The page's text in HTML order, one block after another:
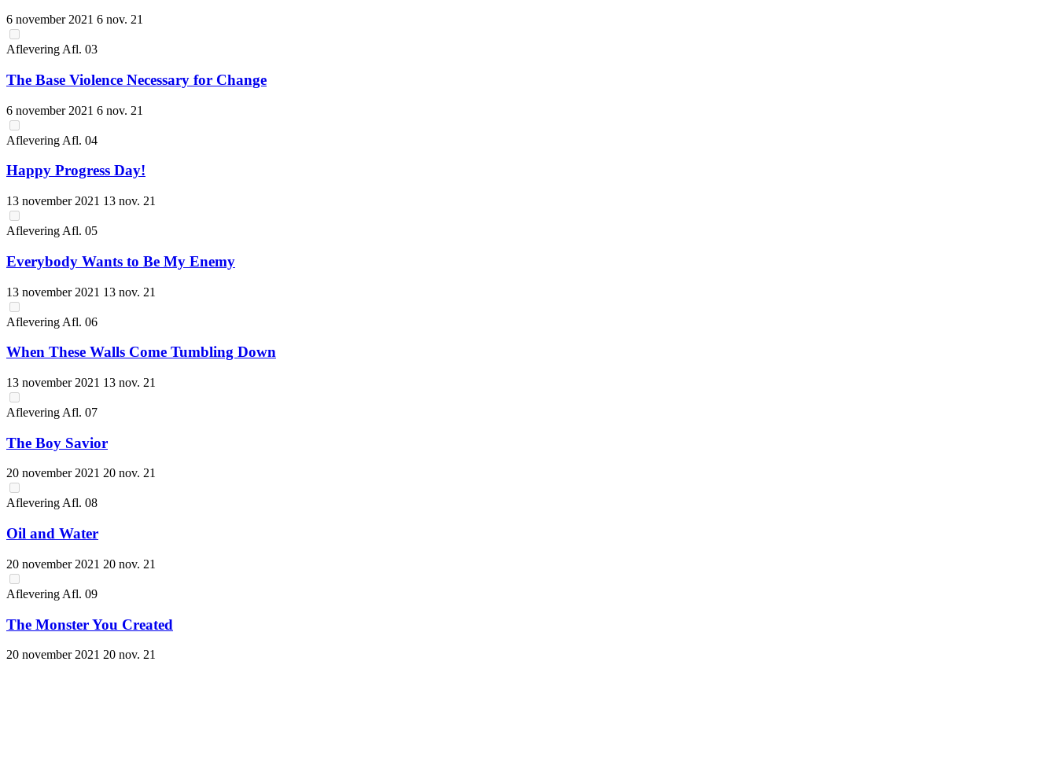
6 november 2021 6 nov. 21
Aflevering Afl. 03
The Base Violence Necessary for Change
6 november 2021 6 nov. 21
Aflevering Afl. 04
Happy Progress Day!
13 november 2021 13 nov. 21
Aflevering Afl. 05
Everybody Wants to Be My Enemy
13 november 2021 13 nov. 21
Aflevering Afl. 06
When These Walls Come Tumbling Down
13 november 2021 13 nov. 21
Aflevering Afl. 07
The Boy Savior
20 november 2021 20 nov. 21
Aflevering Afl. 08
Oil and Water
20 november 2021 20 nov. 21
Aflevering Afl. 09
The Monster You Created
20 november 2021 20 nov. 21